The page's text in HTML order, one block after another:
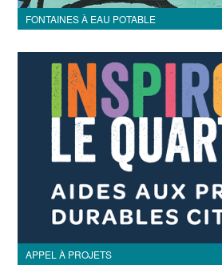
FONTAINES À EAU POTABLE
APPEL À PROJETS